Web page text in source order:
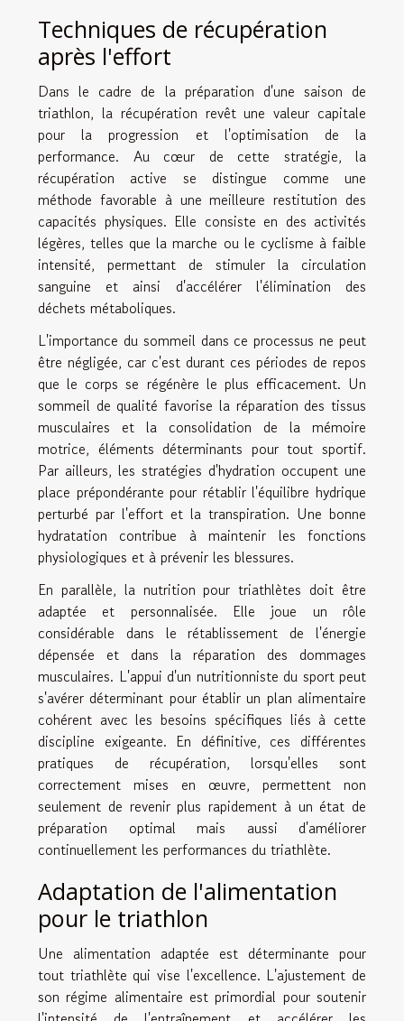
Techniques de récupération
après l'effort
Dans le cadre de la préparation d'une saison de
triathlon, la récupération revêt une valeur capitale
pour la progression et l'optimisation de la
performance. Au cœur de cette stratégie, la
récupération active se distingue comme une
méthode favorable à une meilleure restitution des
capacités physiques. Elle consiste en des activités
légères, telles que la marche ou le cyclisme à faible
intensité, permettant de stimuler la circulation
sanguine et ainsi d'accélérer l'élimination des
déchets métaboliques.
L'importance du sommeil dans ce processus ne peut
être négligée, car c'est durant ces périodes de repos
que le corps se régénère le plus efficacement. Un
sommeil de qualité favorise la réparation des tissus
musculaires et la consolidation de la mémoire
motrice, éléments déterminants pour tout sportif.
Par ailleurs, les stratégies d'hydration occupent une
place prépondérante pour rétablir l'équilibre hydrique
perturbé par l'effort et la transpiration. Une bonne
hydratation contribue à maintenir les fonctions
physiologiques et à prévenir les blessures.
En parallèle, la nutrition pour triathlètes doit être
adaptée et personnalisée. Elle joue un rôle
considérable dans le rétablissement de l'énergie
dépensée et dans la réparation des dommages
musculaires. L'appui d'un nutritionniste du sport peut
s'avérer déterminant pour établir un plan alimentaire
cohérent avec les besoins spécifiques liés à cette
discipline exigeante. En définitive, ces différentes
pratiques de récupération, lorsqu'elles sont
correctement mises en œuvre, permettent non
seulement de revenir plus rapidement à un état de
préparation optimal mais aussi d'améliorer
continuellement les performances du triathlète.
Adaptation de l'alimentation
pour le triathlon
Une alimentation adaptée est déterminante pour
tout triathlète qui vise l'excellence. L'ajustement de
son régime alimentaire est primordial pour soutenir